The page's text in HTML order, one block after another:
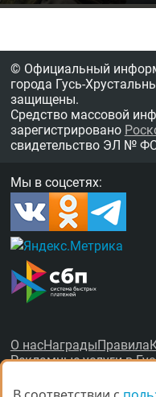
© Официальный
города Гусь-
защищены.
Средство массовой
зарегистрировано
свидетельство ЭЛ № ФС
Мы в соцсетях:
О насНаграды Правила
Рекламные услуги в